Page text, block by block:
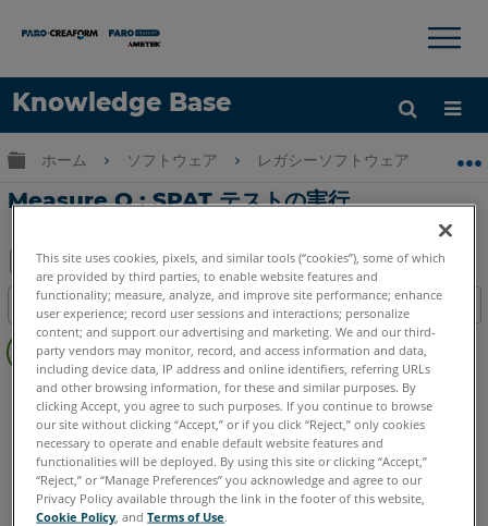
Knowledge Base
言語
×
グローバル階層を展開/折りたたむ
ホーム ソフトウェア レガシーソフトウェア レ
Measure Q : SPAT テストの実行
PDF
と
し
て
目次
ヘ
ー
し
CAM2 Measure Q
スペイン語 ドイツ語 中国語 日本語 英語
This site uses cookies, pixels, and similar tools (“cookies”), some of which
are provided by third parties, to enable website features and
functionality; measure, analyze, and improve site performance; enhance
user experience; record user sessions and interactions; personalize
content; and support our advertising and marketing. We and our third-
party vendors may monitor, record, and access information and data,
including device data, IP address and online identifiers, referring URLs
and other browsing information, for these and similar purposes. By
clicking Accept, you agree to such purposes. If you continue to browse
our site without clicking “Accept,” or if you click “Reject,” only cookies
necessary to operate and enable default website features and
functionalities will be deployed. By using this site or clicking “Accept,”
“Reject,” or “Manage Preferences” you acknowledge and agree to our
Privacy Policy available through the link in the footer of this website,
Cookie Policy , andTerms of Use.